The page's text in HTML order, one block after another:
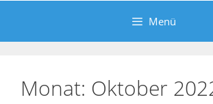
Menü
Monat: Oktober